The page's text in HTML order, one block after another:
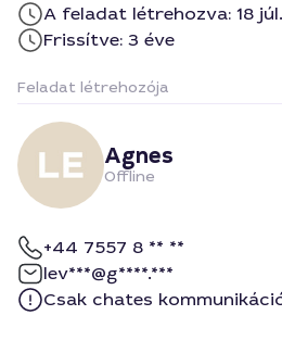
A feladat létrehozva: 18
Frissítve: 3 éve
Feladat létrehozója
Agnes
Offline
+44 7557 8 ** **
lev***@g****.***
Csak chates